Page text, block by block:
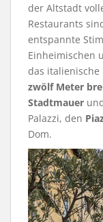
der Altstadt
Restaurants
entspannte
Einheimischen
das
zwölf Meter
Stadtmauer
Palazzi, den
Dom.